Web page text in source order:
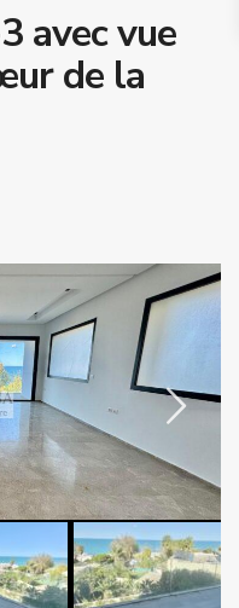
avec vue
de la